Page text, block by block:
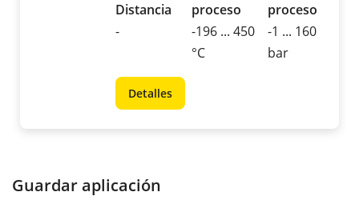
Distancia
-
proceso
-196 ... 450
°C
proceso
-1 ... 160
bar
Detalles
Guardar aplicación